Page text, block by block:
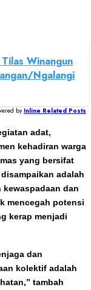
Winangun
Ngalangi
by Inline Related Posts
adat,
kehadiran warga
yang bersifat
adalah
dan
mencegah potensi
kerap menjadi
dan
kolektif adalah
tambah